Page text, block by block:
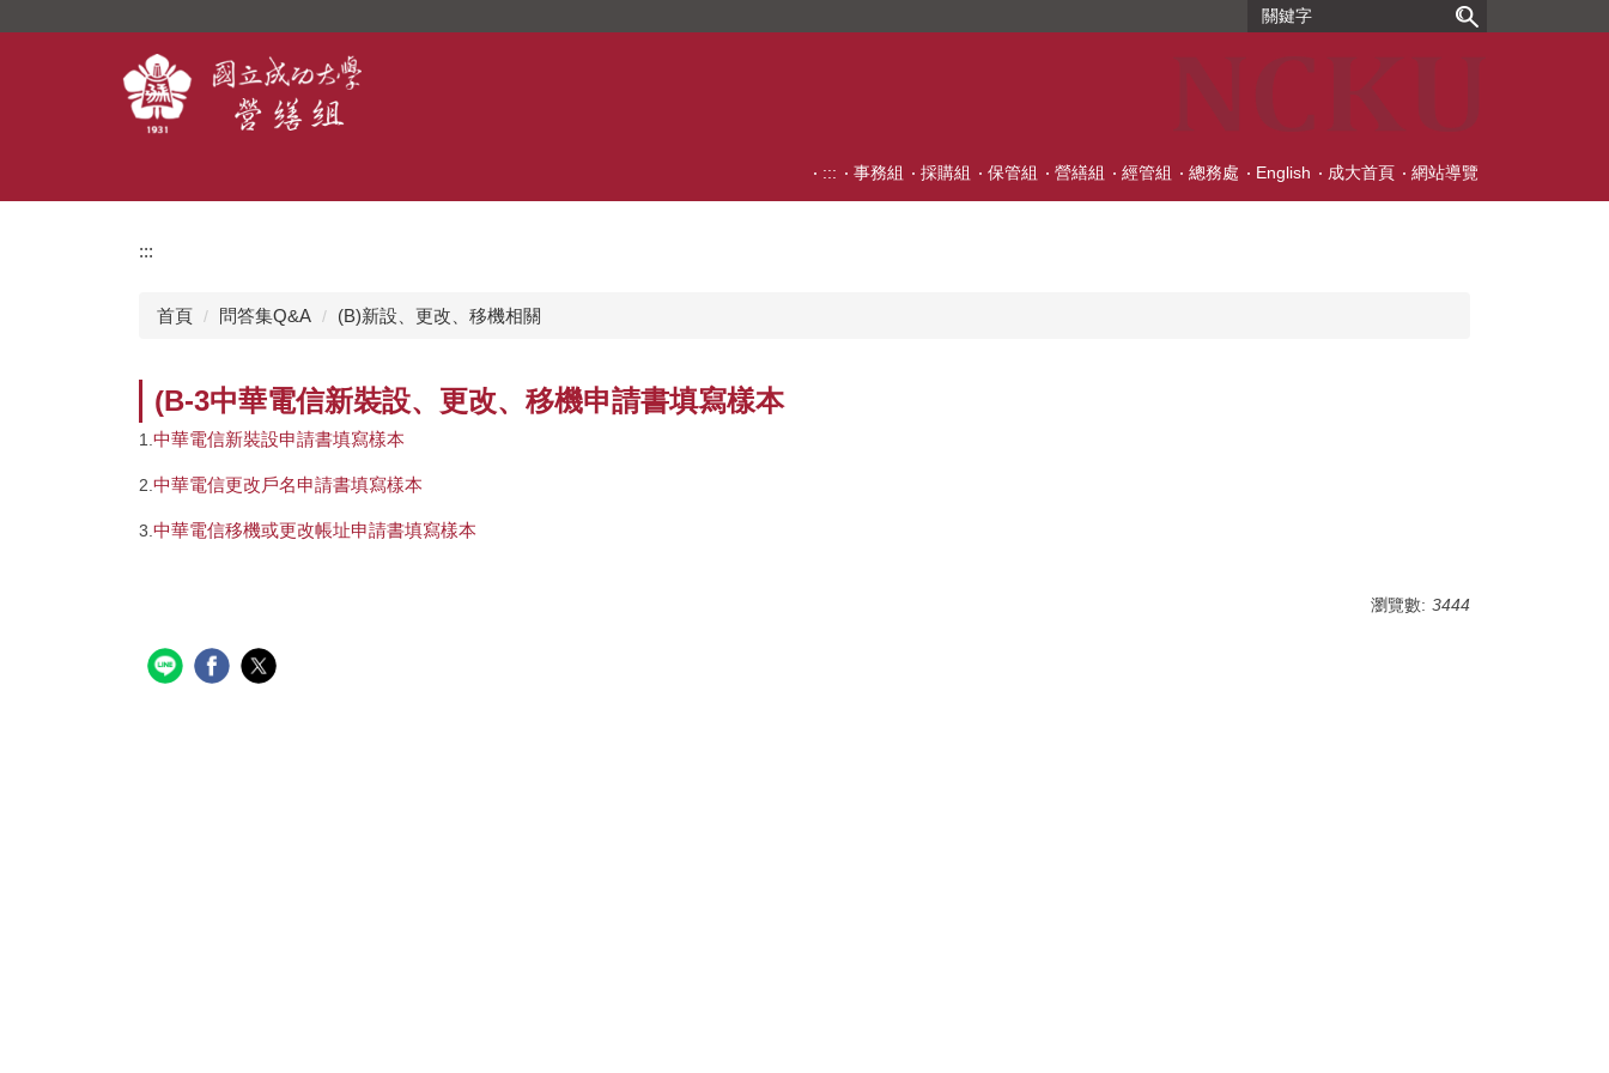
::: 事務組 採購組 保管組 營繕組 經管組 總務處 English 成大首頁 網站導覽
:::
首頁 問答集Q&A (B)新設、更改、移機相關
(B-3中華電信新裝設、更改、移機申請書填寫樣本
1. 中華電信新裝設申請書填寫樣本
2. 中華電信更改戶名申請書填寫樣本
3. 中華電信移機或更改帳址申請書填寫樣本
瀏覽數: 3444